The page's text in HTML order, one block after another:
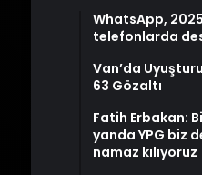
WhatsApp,
telefonlarda
Van’da
63 Gözaltı
Fatih Erbakan:
yanda YPG biz
namaz kılıyoruz